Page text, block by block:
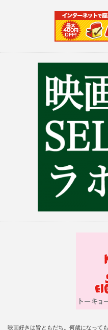
映画好きは皆ともだち。何歳になって